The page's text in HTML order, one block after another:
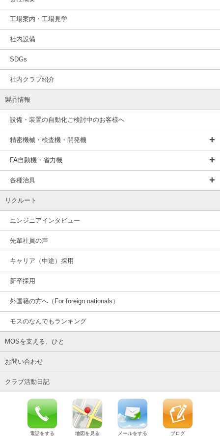
工場案内・工場見学
社内設備
SDGs
社内クラブ紹介
製品情報
設備・装置の自動化ご検討中のお客様へ
精密機械・検査機・開発機
FA自動機・省力機
各種治具
リクルート
エンジニアインタビュー
先輩社員の声
キャリア（中途）採用
新卒採用
外国籍の方へ（For foreign nationals）
モスのなんでもランキング
MOSを支える、ひと
お問い合わせ
クラブ活動日記
電話をする 地図を見る メールをする ブログ